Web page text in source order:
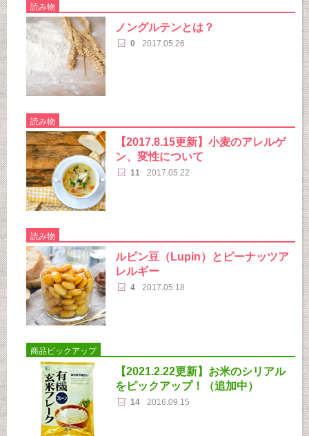
読み物
ノングルテンとは？
0 2017.05.26
読み物
【2017.8.15更新】小麦のアレルゲ
ン、変性について
11 2017.05.22
読み物
ルピン豆（Lupin）とピーナッツア
レルギー
4 2017.05.18
商品ピックアップ
【2021.2.22更新】お米のシリアル
をピックアップ！（追加中）
14 2016.09.15